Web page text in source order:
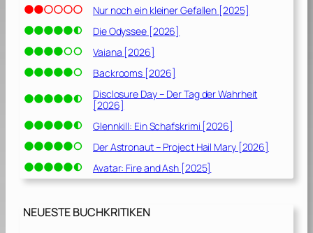
Nur noch ein kleiner Gefallen [2025]
Die Odyssee [2026]
Vaiana [2026]
Backrooms [2026]
Disclosure Day – Der Tag der Wahrheit
[2026]
Glennkill: Ein Schafskrimi [2026]
Der Astronaut – Project Hail Mary [2026]
Avatar: Fire and Ash [2025]
NEUESTE BUCHKRITIKEN